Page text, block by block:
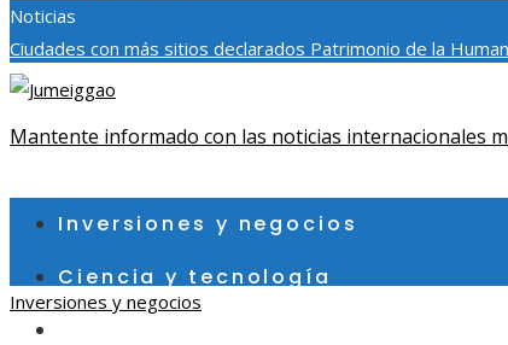
Noticias
Ciudades con más sitios declarados Patrimonio de la
aumentar la inversión productiva y reducir la fragmentación
viernes, agosto 7
Mantente informado con las noticias internacionales
Inversiones y negocios
Ciencia y tecnología
Inversiones y negocios